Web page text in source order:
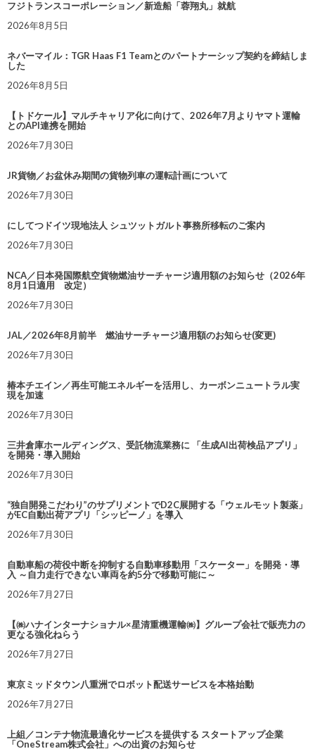
フジトランスコーポレーション／新造船「蓉翔丸」就航
2026年8月5日
ネバーマイル：TGR Haas F1 Teamとのパートナーシップ契約を締結しま
した
2026年8月5日
【トドケール】マルチキャリア化に向けて、2026年7月よりヤマト運輸
とのAPI連携を開始
2026年7月30日
JR貨物／お盆休み期間の貨物列車の運転計画について
2026年7月30日
にしてつドイツ現地法人 シュツットガルト事務所移転のご案内
2026年7月30日
NCA／日本発国際航空貨物燃油サーチャージ適用額のお知らせ（2026年
8月1日適用 改定）
2026年7月30日
JAL／2026年8月前半 燃油サーチャージ適用額のお知らせ(変更)
2026年7月30日
椿本チエイン／再生可能エネルギーを活用し、カーボンニュートラル実
現を加速
2026年7月30日
三井倉庫ホールディングス、受託物流業務に 「生成AI出荷検品アプリ」
を開発・導入開始
2026年7月30日
“独自開発こだわり”のサプリメントでD2C展開する「ウェルモット製薬」
がEC自動出荷アプリ「シッピーノ」を導入
2026年7月30日
自動車船の荷役中断を抑制する自動車移動用「スケーター」を開発・導
入 ～自力走行できない車両を約5分で移動可能に～
2026年7月27日
【㈱ハナインターナショナル×星清重機運輸㈱】グループ会社で販売力の
更なる強化ねらう
2026年7月27日
東京ミッドタウン八重洲でロボット配送サービスを本格始動
2026年7月27日
上組／コンテナ物流最適化サービスを提供する スタートアップ企業
「OneStream株式会社」への出資のお知らせ